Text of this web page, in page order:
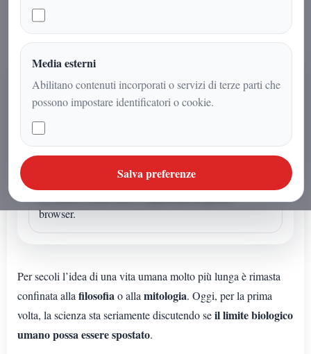
AUDIO ARTICOLO
Ascolta o avvia la sintesi
lettura sintetica dal browser.
Sintesi vocale browser
browser.
Per secoli l’idea di una vita umana molto più lunga è rimasta
confinata alla filosofiao alla mitologia. Oggi, per la prima
volta, la scienza sta seriamente discutendo seil limite biologico
umano possa essere spostato.
Media esterni
Abilitano contenuti incorporati o servizi di terze parti che
possono impostare identificatori o cookie.
Salva preferenze